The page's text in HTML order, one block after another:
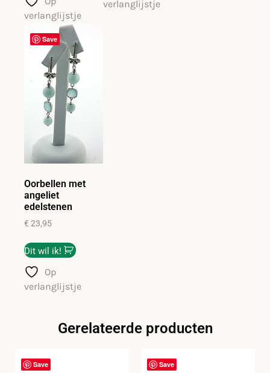
verlanglijstje
verlanglijstje
Save
Oorbellen met
angeliet
edelstenen
€ 23,95
Dit wil ik!
Op
verlanglijstje
Gerelateerde producten
Save Save